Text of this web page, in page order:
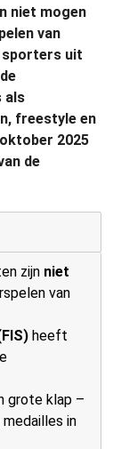
niet mogen
van
sporters uit
als
freestyle en
2025
de
zijn niet
van
heeft
grote klap –
medailles in